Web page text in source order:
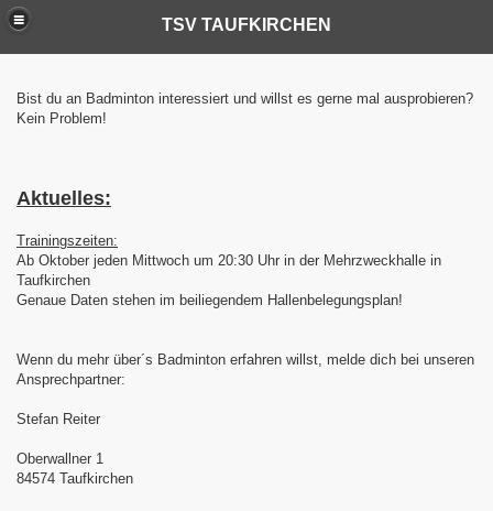
TSV TAUFKIRCHEN
TSV TAUFKIRCHEN
Bist du an Badminton interessiert und willst es gerne mal ausprobieren?
Kein Problem!
Aktuelles:
Trainingszeiten:
Ab Oktober jeden Mittwoch um 20:30 Uhr in der Mehrzweckhalle in
Taufkirchen
Genaue Daten stehen im beiliegendem Hallenbelegungsplan!
Wenn du mehr über´s Badminton erfahren willst, melde dich bei unseren
Ansprechpartner:
Stefan Reiter
Oberwallner 1
84574 Taufkirchen